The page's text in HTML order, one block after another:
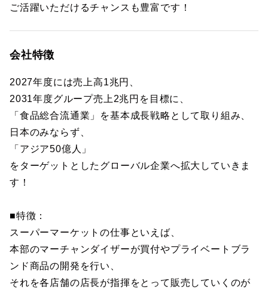
ご活躍いただけるチャンスも豊富です！
会社特徴
2027年度には売上高1兆円、
2031年度グループ売上2兆円を目標に、
「食品総合流通業」を基本成長戦略として取り組み、
日本のみならず、
「アジア50億人」
をターゲットとしたグローバル企業へ拡大していきま
す！
■特徴：
スーパーマーケットの仕事といえば、
本部のマーチャンダイザーが買付やプライベートブラ
ンド商品の開発を行い、
それを各店舗の店長が指揮をとって販売していくのが